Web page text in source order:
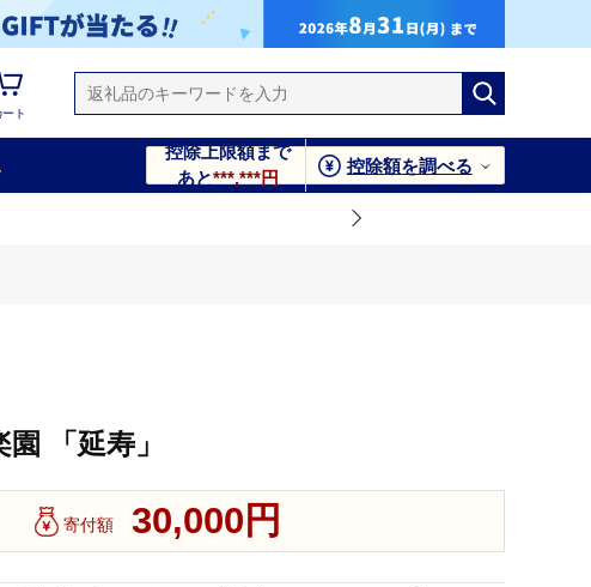
ート
控除上限額まで
あと***,***円
控除額を調べる
「延寿」
寄付額 30,000円